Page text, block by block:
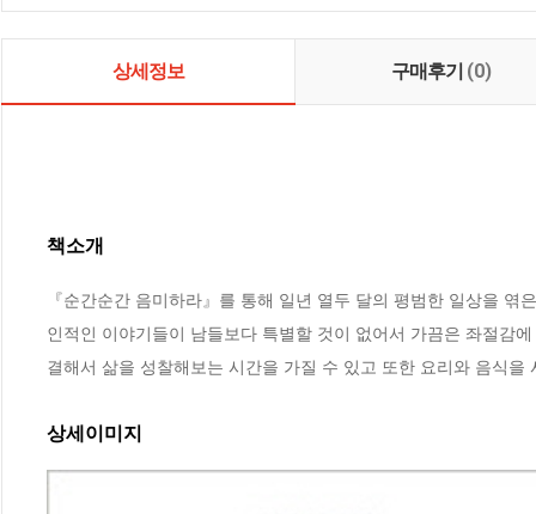
상세정보 구매후기 (0)
책소개
『순간순간 음미하라』를 통해 일년 열두 달의 평범한 일상을
인적인 이야기들이 남들보다 특별할 것이 없어서 가끔은 좌절감
결해서 삶을 성찰해보는 시간을 가질 수 있고 또한 요리와 음식
상세이미지